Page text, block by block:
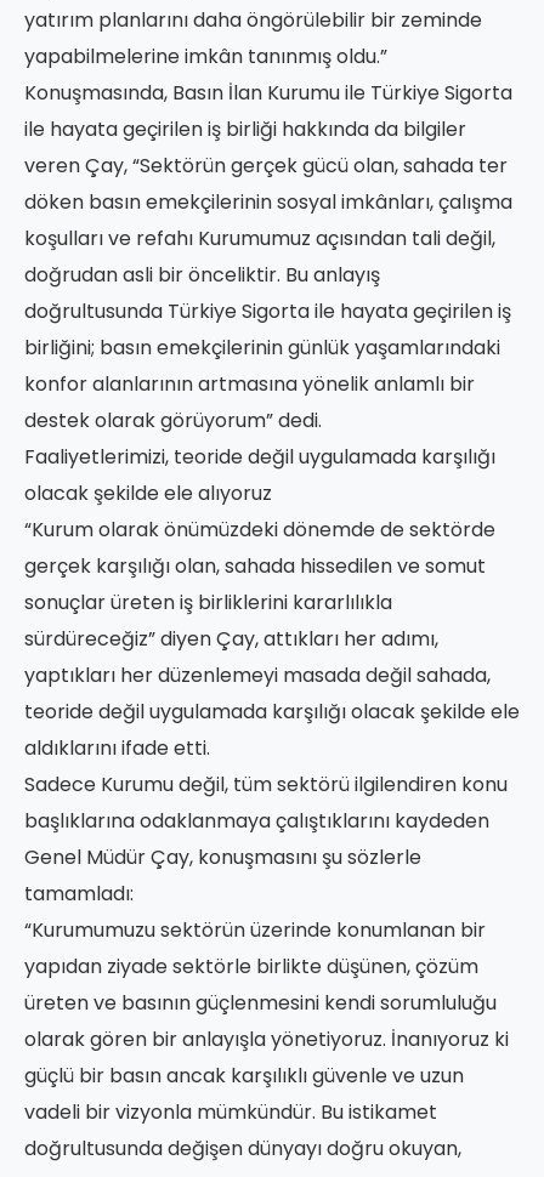
yatırım planlarını daha öngörülebilir bir zeminde
yapabilmelerine imkân tanınmış oldu.”
Konuşmasında, Basın İlan Kurumu ile Türkiye Sigorta
ile hayata geçirilen iş birliği hakkında da bilgiler
veren Çay, “Sektörün gerçek gücü olan, sahada ter
döken basın emekçilerinin sosyal imkânları, çalışma
koşulları ve refahı Kurumumuz açısından tali değil,
doğrudan asli bir önceliktir. Bu anlayış
doğrultusunda Türkiye Sigorta ile hayata geçirilen iş
birliğini; basın emekçilerinin günlük yaşamlarındaki
konfor alanlarının artmasına yönelik anlamlı bir
destek olarak görüyorum” dedi.
Faaliyetlerimizi, teoride değil uygulamada karşılığı
olacak şekilde ele alıyoruz
“Kurum olarak önümüzdeki dönemde de sektörde
gerçek karşılığı olan, sahada hissedilen ve somut
sonuçlar üreten iş birliklerini kararlılıkla
sürdüreceğiz” diyen Çay, attıkları her adımı,
yaptıkları her düzenlemeyi masada değil sahada,
teoride değil uygulamada karşılığı olacak şekilde ele
aldıklarını ifade etti.
Sadece Kurumu değil, tüm sektörü ilgilendiren konu
başlıklarına odaklanmaya çalıştıklarını kaydeden
Genel Müdür Çay, konuşmasını şu sözlerle
tamamladı:
“Kurumumuzu sektörün üzerinde konumlanan bir
yapıdan ziyade sektörle birlikte düşünen, çözüm
üreten ve basının güçlenmesini kendi sorumluluğu
olarak gören bir anlayışla yönetiyoruz. İnanıyoruz ki
güçlü bir basın ancak karşılıklı güvenle ve uzun
vadeli bir vizyonla mümkündür. Bu istikamet
doğrultusunda değişen dünyayı doğru okuyan,